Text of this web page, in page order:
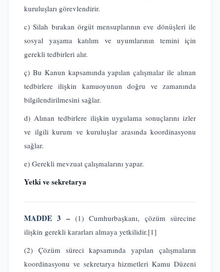
kuruluşları görevlendirir.
c) Silah bırakan örgüt mensuplarının eve dönüşleri ile
sosyal yaşama katılım ve uyumlarının temini için
gerekli tedbirleri alır.
ç) Bu Kanun kapsamında yapılan çalışmalar ile alınan
tedbirlere ilişkin kamuoyunun doğru ve zamanında
bilgilendirilmesini sağlar.
d) Alınan tedbirlere ilişkin uygulama sonuçlarını izler
ve ilgili kurum ve kuruluşlar arasında koordinasyonu
sağlar.
e) Gerekli mevzuat çalışmalarını yapar.
Yetki ve sekretarya
MADDE 3 –(1) Cumhurbaşkanı, çözüm sürecine
ilişkin gerekli kararları almaya yetkilidir.[1]
(2) Çözüm süreci kapsamında yapılan çalışmaların
koordinasyonu ve sekretarya hizmetleri Kamu Düzeni